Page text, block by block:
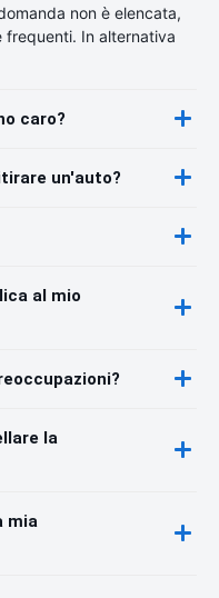
non è elencata,
frequenti. In alternativa
caro?
un'auto?
al mio
la
mia